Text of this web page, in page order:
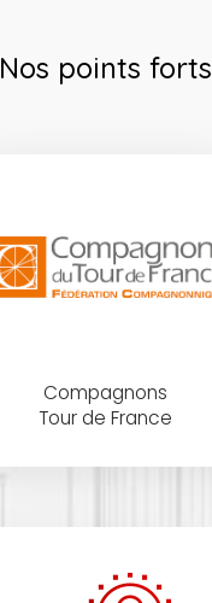
Nos points forts
Compagnons
Tour de France